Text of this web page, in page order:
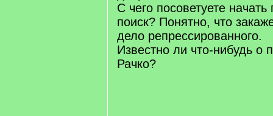
С чего посоветуете начать
поиск? Понятно, что
дело репрессированного.
Известно ли что-нибудь о
Рачко?